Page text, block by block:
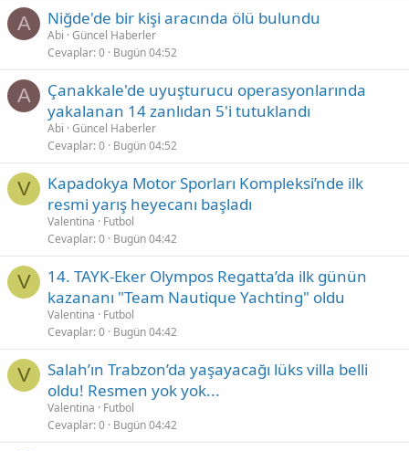
A Niğde'de bir kişi aracında ölü bulundu
Abi Güncel Haberler
Cevaplar 0 Bugün 04:52
A
Çanakkale'de uyuşturucu operasyonlarında
yakalanan 14 zanlıdan 5'i tutuklandı
Abi Güncel Haberler
Cevaplar 0 Bugün 04:52
V
Kapadokya Motor Sporları Kompleksi’nde ilk
resmi yarış heyecanı başladı
Valentina
Futbol
Cevaplar 0 Bugün 04:42
V
14. TAYK-Eker Olympos Regatta’da ilk günün
kazananı "Team Nautique Yachting" oldu
Valentina
Futbol
Cevaplar 0 Bugün 04:42
V
Salah’ın Trabzon’da yaşayacağı lüks villa belli
oldu! Resmen yok yok...
Valentina
Futbol
Cevaplar 0 Bugün 04:42